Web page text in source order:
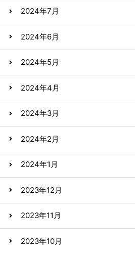
2024年7月
2024年6月
2024年5月
2024年4月
2024年3月
2024年2月
2024年1月
2023年12月
2023年11月
2023年10月